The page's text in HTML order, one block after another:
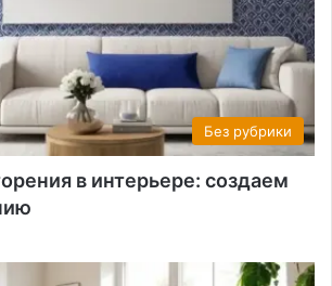
Без рубрики
в интерьере: создаем